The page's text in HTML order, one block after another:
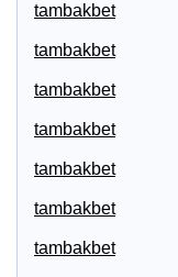
tambakbet
tambakbet
tambakbet
tambakbet
tambakbet
tambakbet
tambakbet